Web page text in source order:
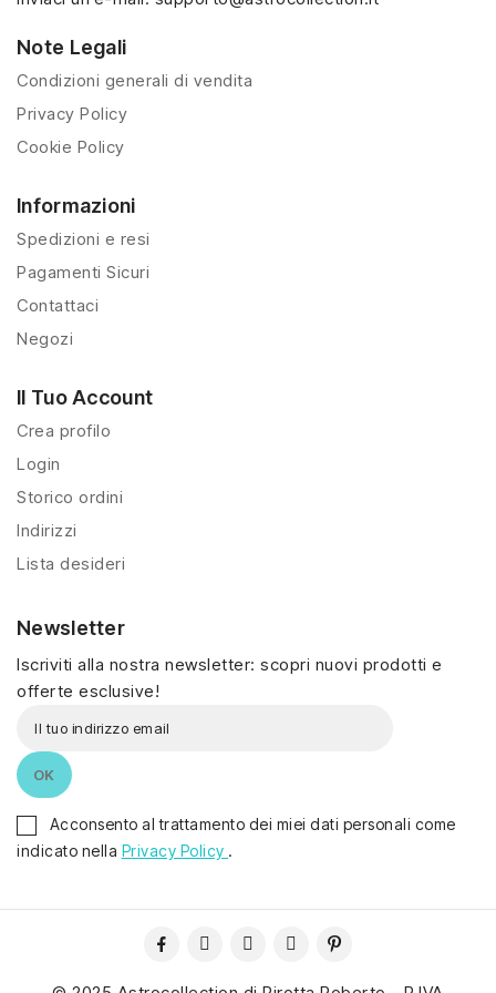
Note Legali
Condizioni generali di vendita
Privacy Policy
Cookie Policy
Informazioni
Spedizioni e resi
Pagamenti Sicuri
Contattaci
Negozi
Il Tuo Account
Crea profilo
Login
Storico ordini
Indirizzi
Lista desideri
Newsletter
Iscriviti alla nostra newsletter: scopri nuovi prodotti e
offerte esclusive!
Acconsento al trattamento dei miei dati personali come
indicato nella Privacy Policy .